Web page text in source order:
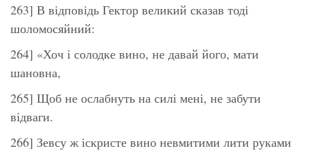
263] В відповідь Гектор великий сказав тоді
шоломосяйний:
264] «Хоч і солодке вино, не давай його, мати
шановна,
265] Щоб не ослабнуть на силі мені, не забути
відваги.
266] Зевсу ж іскристе вино невмитими лити руками